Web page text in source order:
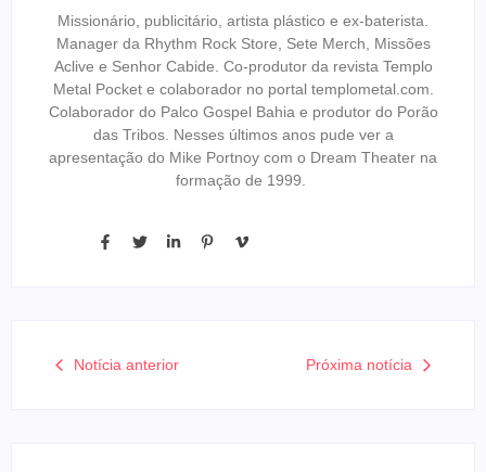
Missionário, publicitário, artista plástico e ex-baterista.
Manager da Rhythm Rock Store, Sete Merch, Missões
Aclive e Senhor Cabide. Co-produtor da revista Templo
Metal Pocket e colaborador no portal templometal.com.
Colaborador do Palco Gospel Bahia e produtor do Porão
das Tribos. Nesses últimos anos pude ver a
apresentação do Mike Portnoy com o Dream Theater na
formação de 1999.
Notícia anterior Próxima notícia